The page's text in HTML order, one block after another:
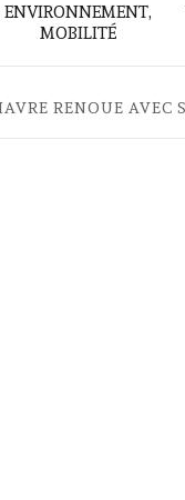
ENVIRONNEMENT,
MOBILITÉ
RENOUE AVEC